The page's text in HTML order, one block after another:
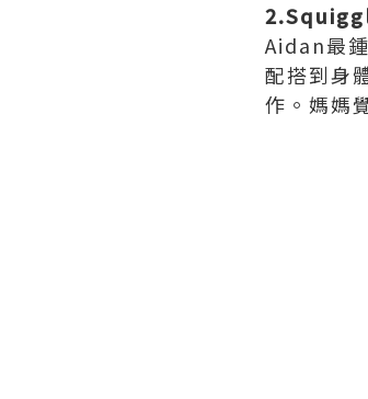
Aidan最
配搭到身
作。媽媽